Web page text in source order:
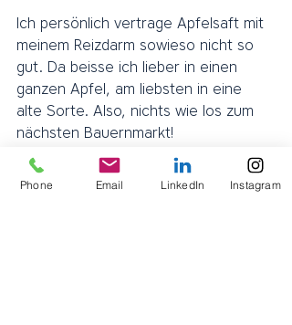
Ich persönlich vertrage Apfelsaft mit
meinem Reizdarm sowieso nicht so
gut. Da beisse ich lieber in einen
ganzen Apfel, am liebsten in eine
alte Sorte. Also, nichts wie los zum
nächsten Bauernmarkt!
Ein paar gluschtige Apfelrezepte und
Phone Email LinkedIn Instagram